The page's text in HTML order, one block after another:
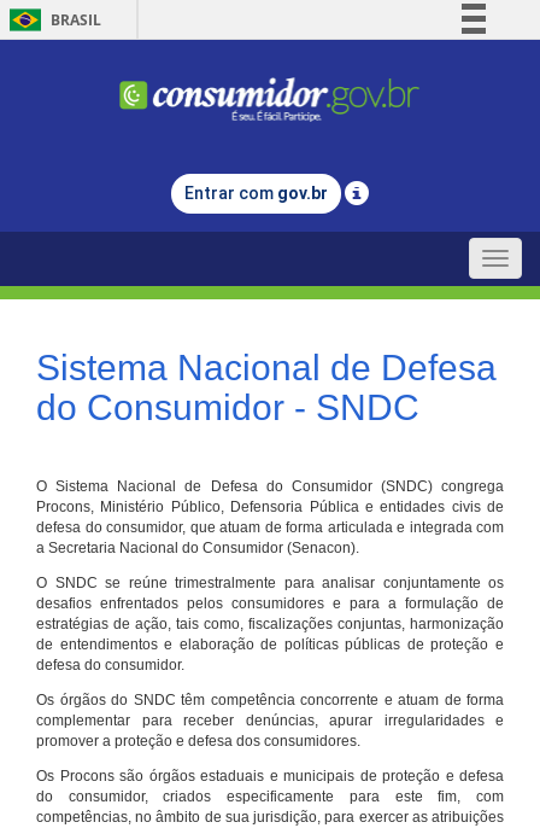
BRASIL
Comunica BR
Legislação
Entrar com gov.br
Toggle
Sistema Nacional de Defesa
do Consumidor - SNDC
O Sistema Nacional de Defesa do Consumidor (SNDC) congrega
Procons, Ministério Público, Defensoria Pública e entidades civis de
defesa do consumidor, que atuam de forma articulada e integrada com
a Secretaria Nacional do Consumidor (Senacon).
O SNDC se reúne trimestralmente para analisar conjuntamente os
desafios enfrentados pelos consumidores e para a formulação de
estratégias de ação, tais como, fiscalizações conjuntas, harmonização
de entendimentos e elaboração de políticas públicas de proteção e
defesa do consumidor.
Os órgãos do SNDC têm competência concorrente e atuam de forma
complementar para receber denúncias, apurar irregularidades e
promover a proteção e defesa dos consumidores.
Os Procons são órgãos estaduais e municipais de proteção e defesa
do consumidor, criados especificamente para este fim, com
competências, no âmbito de sua jurisdição, para exercer as atribuições